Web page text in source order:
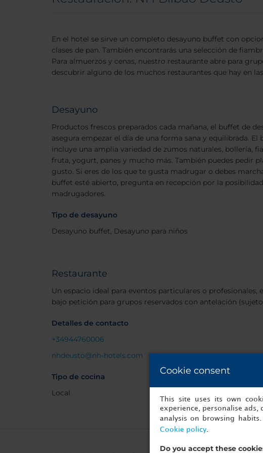
En el hotel se sirve un completo desayuno buffet con
clases de pan. También encontrarás una selección de
Para almuerzos y cenas, nuestro restaurante abre para
descubrir alguno de los muchos restaurantes que hay en
Desayuno
Productos frescos preparados cada mañana, el buffet de
asegura empezar el día de una forma sana y equilibrada. El
incluye una amplia variedad de zumos naturales, bollería,
fruta, yogurt, panes y mucho más. También puedes pedir
gusto. Si eres de los que te gusta madrugar o debes
buffet esté abierto, pregunta en recepción por la
madrugadores.
Tipo de desayuno
Desayuno buffet, Desayuno para niños
Restaurante
Un espacio ideal para eventos particulares o profesionales,
bajo petición para grupos reservados con antelación
Detalles de contacto
+34944760006
nhdeusto@nh-hotels.com
Tipo de cocina
Local
Cookie consent
This site uses its own
experience, personalise ads,
analysis on browsing
Cookie policy.
Do you accept these